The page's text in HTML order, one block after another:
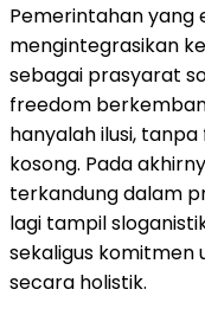
Pemerintahan yang
mengintegrasikan
sebagai prasyarat
freedom
hanyalah ilusi,
kosong. Pada
terkandung dalam
lagi tampil
sekaligus
secara holistik.